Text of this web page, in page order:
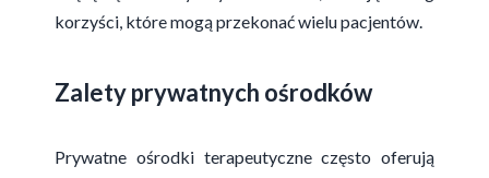
korzyści, które mogą przekonać wielu pacjentów.
Zalety prywatnych ośrodków
Prywatne ośrodki terapeutyczne często oferują